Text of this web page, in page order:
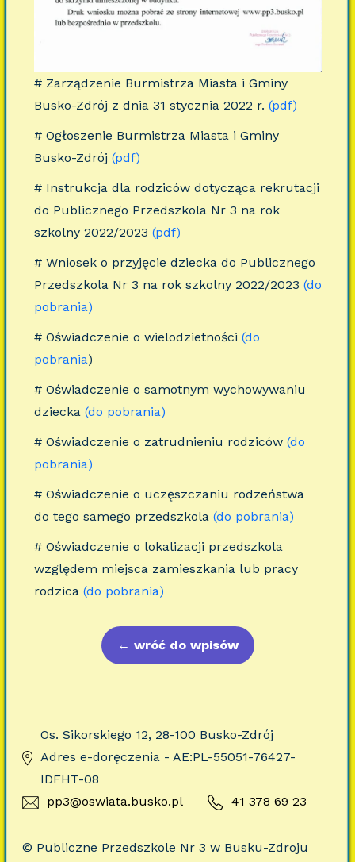
# Zarządzenie Burmistrza Miasta i Gminy
Busko-Zdrój z dnia 31 stycznia 2022 r. (pdf)
# Ogłoszenie Burmistrza Miasta i Gminy
Busko-Zdrój (pdf)
# Instrukcja dla rodziców dotycząca rekrutacji
do Publicznego Przedszkola Nr 3 na rok
szkolny 2022/2023 (pdf)
# Wniosek o przyjęcie dziecka do Publicznego
Przedszkola Nr 3 na rok szkolny 2022/2023 (do
pobrania)
# Oświadczenie o wielodzietności (do
pobrania)
# Oświadczenie o samotnym wychowywaniu
dziecka (do pobrania)
# Oświadczenie o zatrudnieniu rodziców (do
pobrania)
# Oświadczenie o uczęszczaniu rodzeństwa
do tego samego przedszkola (do pobrania)
# Oświadczenie o lokalizacji przedszkola
względem miejsca zamieszkania lub pracy
rodzica (do pobrania)
← wróć do wpisów
Os. Sikorskiego 12, 28-100 Busko-Zdrój
Adres e-doręczenia - AE:PL-55051-76427-
IDFHT-08
pp3@oswiata.busko.pl
41 378 69 23
© Publiczne Przedszkole Nr 3 w Busku-Zdroju